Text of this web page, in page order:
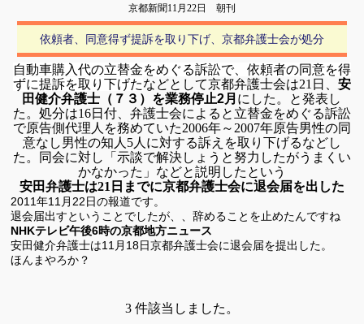
京都新聞11 月22日 朝刊
依頼者、同意得ず提訴を取り下げ、京都弁護士会が処分
自動車購入代の立替金をめぐる訴訟で、依頼者の同意を得
ずに提訴を取り下げたなどとして京都弁護士会は21 日、 安
田健介弁護士（７３）を業務停止2月 にした。 と発表し
た。処分は16日付、弁護士会によると立替金をめぐる訴訟
で原告側代理人を務めていた2006年～ 2007年原告男性の同
意なし男性の知人 5人に対する訴えを取り下げるなどし
た。
同会に対し「示談で解決しょうと努力したがうまくい
かなかった」などと説明したという
安田弁護士は21 日までに京都弁護士会に退会届を出した
2011年11月22日の報道です。
退会届出すということでしたが、、辞めることを止めたんですね
NHKテレビ午後6時の京都地方ニュース
安田健介弁護士は11月18日京都弁護士会に退会届を提出した。
ほんまやろか？
3 件該当しました。